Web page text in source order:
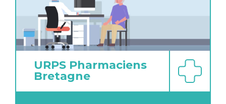
URPS Pharmaciens
Bretagne